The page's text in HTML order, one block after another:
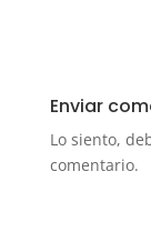
Enviar
Lo siento,
comentario.